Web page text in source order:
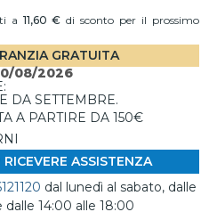
a 11,60 € di sconto per il prossimo
GRATUITA
08/2026
DA SETTEMBRE.
A PARTIRE DA 150€
ASSISTENZA
dal lunedì al sabato, dalle
dalle 14:00 alle 18:00